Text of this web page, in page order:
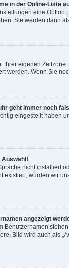
in der Online-Liste
eine Option
Sie werden dann
eigenen
werden. Wenn Sie
geht immer noch
eingestellt haben
Auswahl!
nicht installiert
würden wir
angezeigt
Benutzernamen
Bild wird auch als